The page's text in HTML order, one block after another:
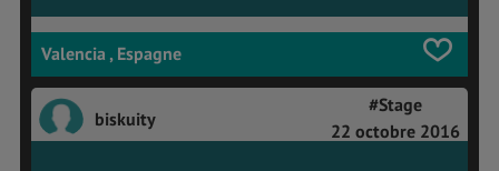
Valencia , Espagne
biskuity
#Stage
22 octobre 2016